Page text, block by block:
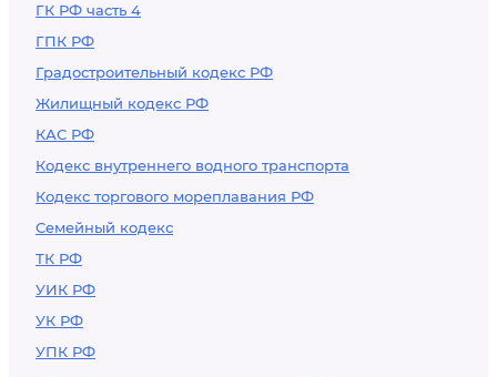
ГК РФ часть 4
ГПК РФ
Градостроительный кодекс РФ
Жилищный кодекс РФ
КАС РФ
Кодекс внутреннего водного транспорта
Кодекс торгового мореплавания РФ
Семейный кодекс
ТК РФ
УИК РФ
УК РФ
УПК РФ